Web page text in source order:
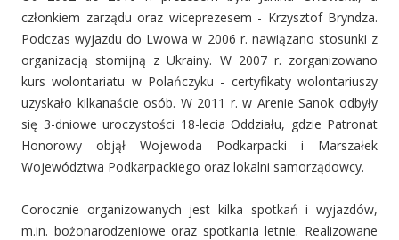
członkiem zarządu oraz wiceprezesem - Krzysztof Bryndza.
Podczas wyjazdu do Lwowa w 2006 r. nawiązano stosunki z
organizacją stomijną z Ukrainy. W 2007 r. zorganizowano
kurs wolontariatu w Polańczyku - certyfikaty wolontariuszy
uzyskało kilkanaście osób. W 2011 r. w Arenie Sanok odbyły
się 3-dniowe uroczystości 18-lecia Oddziału, gdzie Patronat
Honorowy objął Wojewoda Podkarpacki i Marszałek
Województwa Podkarpackiego oraz lokalni samorządowcy.
Corocznie organizowanych jest kilka spotkań i wyjazdów,
m.in. bożonarodzeniowe oraz spotkania letnie. Realizowane